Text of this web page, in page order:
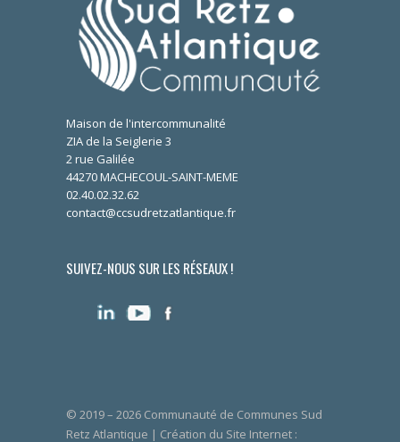
Maison de l'intercommunalité
ZIA de la Seiglerie 3
2 rue Galilée
44270 MACHECOUL-SAINT-MEME
02.40.02.32.62
contact@ccsudretzatlantique.fr
SUIVEZ-NOUS SUR LES RÉSEAUX !
© 2019 – 2026 Communauté de Communes Sud
Retz Atlantique | Création du Site Internet :